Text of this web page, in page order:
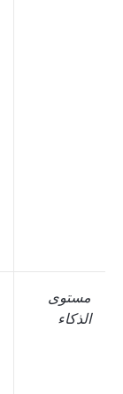
مستوى
الذكاء